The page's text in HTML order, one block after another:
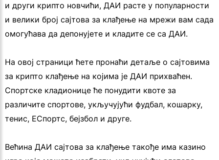
и други крипто новчићи, ДАИ расте у популарности
и велики број сајтова за клађење на мрежи вам сада
омогућава да депонујете и кладите се са ДАИ.
На овој страници ћете пронаћи детаље о сајтовима
за крипто клађење на којима је ДАИ прихваћен.
Спортске кладионице ће понудити квоте за
различите спортове, укључујући фудбал, кошарку,
тенис, ЕСпортс, бејзбол и друге.
Већина ДАИ сајтова за клађење такође има казино